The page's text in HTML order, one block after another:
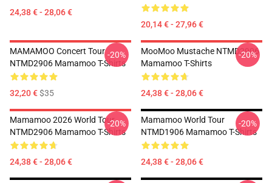
24,38 € - 28,06 €
20,14 € - 27,96 €
MAMAMOO Concert Tour
NTMD2906 Mamamoo T-Shirts
32,20 €$35
-20%
MooMoo Mustache NTMD2906
Mamamoo T-Shirts
24,38 € - 28,06 €
-20%
Mamamoo 2026 World Tour
NTMD2906 Mamamoo T-Shirts
24,38 € - 28,06 €
-20%
Mamamoo World Tour
NTMD1906 Mamamoo T-Shirts
24,38 € - 28,06 €
-20%